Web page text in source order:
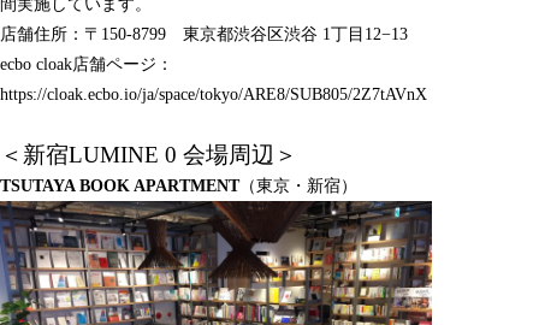
間実施しています。
店舗住所：〒150-8799 東京都渋谷区渋谷 1丁目12−13
ecbo cloak店舗ページ：
https://cloak.ecbo.io/ja/space/tokyo/ARE8/SUB805/2Z7tAVnX
＜新宿LUMINE 0 会場周辺＞
TSUTAYA BOOK APARTMENT（東京・新宿）